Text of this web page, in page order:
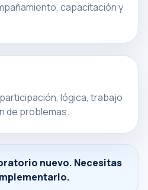
capacitación y
lógica, trabajo
de problemas.
nuevo. Necesitas